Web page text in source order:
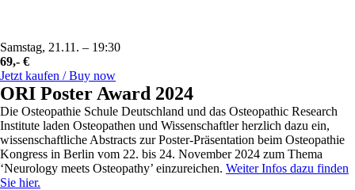
Samstag, 21.11. – 19:30
69,- €
Jetzt kaufen / Buy now
ORI Poster Award 2024
Die Osteopathie Schule Deutschland und das Osteopathic Research
Institute laden Osteopathen und Wissenschaftler herzlich dazu ein,
wissenschaftliche Abstracts zur Poster-Präsentation beim Osteopathie
Kongress in Berlin vom 22. bis 24. November 2024 zum Thema
‘Neurology meets Osteopathy’ einzureichen. Weiter Infos dazu finden
Sie hier.